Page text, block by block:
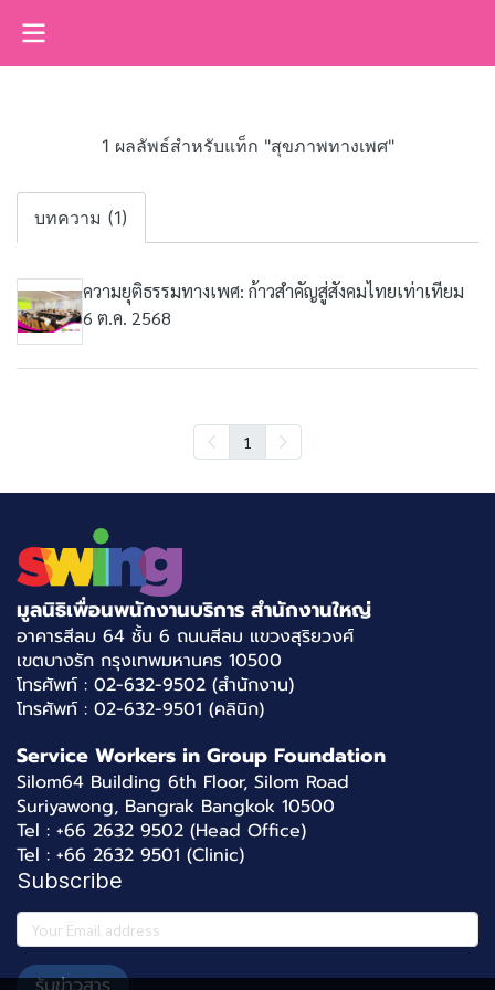
1 ผลลัพธ์สำหรับแท็ก "สุขภาพทางเพศ"
บทความ (1)
ความยุติธรรมทางเพศ: ก้าวสำคัญสู่สังคมไทยเท่าเทียม
6 ต.ค. 2568
1
มูลนิธิเพื่อนพนักงานบริการ สำนักงานใหญ่
อาคารสีลม 64 ชั้น 6 ถนนสีลม แขวงสุริยวงศ์
เขตบางรัก กรุงเทพมหานคร 10500
โทรศัพท์ : 02-632-9502 (สำนักงาน)
โทรศัพท์ : 02-632-9501 (คลินิก)
Service Workers in Group Foundation
Silom64 Building 6th Floor, Silom Road
Suriyawong, Bangrak Bangkok 10500
Tel : +66 2632 9502 (Head Office)
Tel : +66 2632 9501 (Clinic)
Subscribe